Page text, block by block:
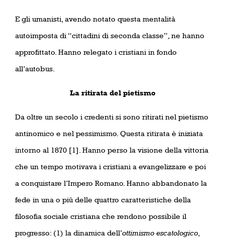
E gli umanisti, avendo notato questa mentalità
autoimposta di “cittadini di seconda classe”, ne hanno
approfittato. Hanno relegato i cristiani in fondo
all’autobus.
La ritirata del pietismo
Da oltre un secolo i credenti si sono ritirati nel pietismo
antinomico e nel pessimismo. Questa ritirata è iniziata
intorno al 1870 [1]. Hanno perso la visione della vittoria
che un tempo motivava i cristiani a evangelizzare e poi
a conquistare l’Impero Romano. Hanno abbandonato la
fede in una o più delle quattro caratteristiche della
filosofia sociale cristiana che rendono possibile il
progresso: (1) la dinamica dell’ottimismo escatologico